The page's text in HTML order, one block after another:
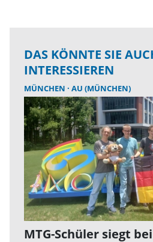
DAS KÖNNTE SIE
INTERESSIEREN
MÜNCHEN AU (MÜNCHEN)
MTG-Schüler siegt bei